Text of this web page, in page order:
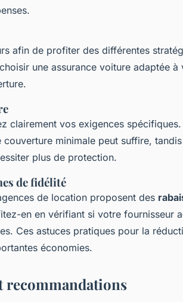
afin de profiter des différentes
une assurance voiture adaptée à
clairement vos exigences spécifiques.
minimale peut suffire, tandis
plus de protection.
de fidélité
de location proposent des
en en vérifiant si votre fournisseur
Ces astuces pratiques pour la
économies.
recommandations